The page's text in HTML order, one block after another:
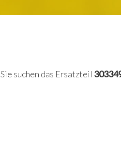
Sie suchen das Ersatzteil